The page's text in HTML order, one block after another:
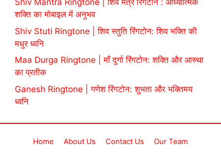
Shiv Mantra Ringtone | शिव मंत्र रिंगटोन : आध्यात्मिक
शक्ति का मोबाइल में अनुभव
Shiv Stuti Ringtone | शिव स्तुति रिंगटोन: शिव भक्ति की
मधुर ध्वनि
Maa Durga Ringtone | माँ दुर्गा रिंगटोन: शक्ति और आस्था
का प्रतीक
Ganesh Ringtone | गणेश रिंगटोन: शुभता और भक्तिमय
ध्वनि
Home About Us Contact Us Our Team